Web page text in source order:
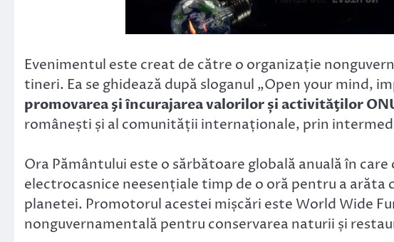
Evenimentul este creat de către o organizație
tineri. Ea se ghidează după sloganul „Open your mind,
promovarea şi încurajarea valorilor și activităţilor
românești și al comunității internaționale, prin
Ora Pământului este o sărbătoare globală anuală în
electrocasnice neesențiale timp de o oră pentru a arăta
planetei. Promotorul acestei mișcări este World Wide
nonguvernamentală pentru conservarea naturii și